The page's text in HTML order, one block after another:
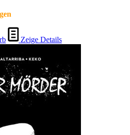
Zeige Details